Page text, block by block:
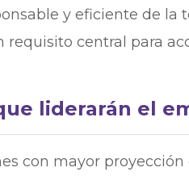
y eficiente de
requisito central para
liderarán el
con mayor proyección